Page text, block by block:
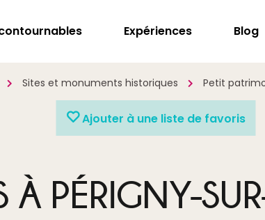
Expériences Blog
Sites et monuments historiques Petit
Ajouter à une liste de favoris
À PÉRIGNY-